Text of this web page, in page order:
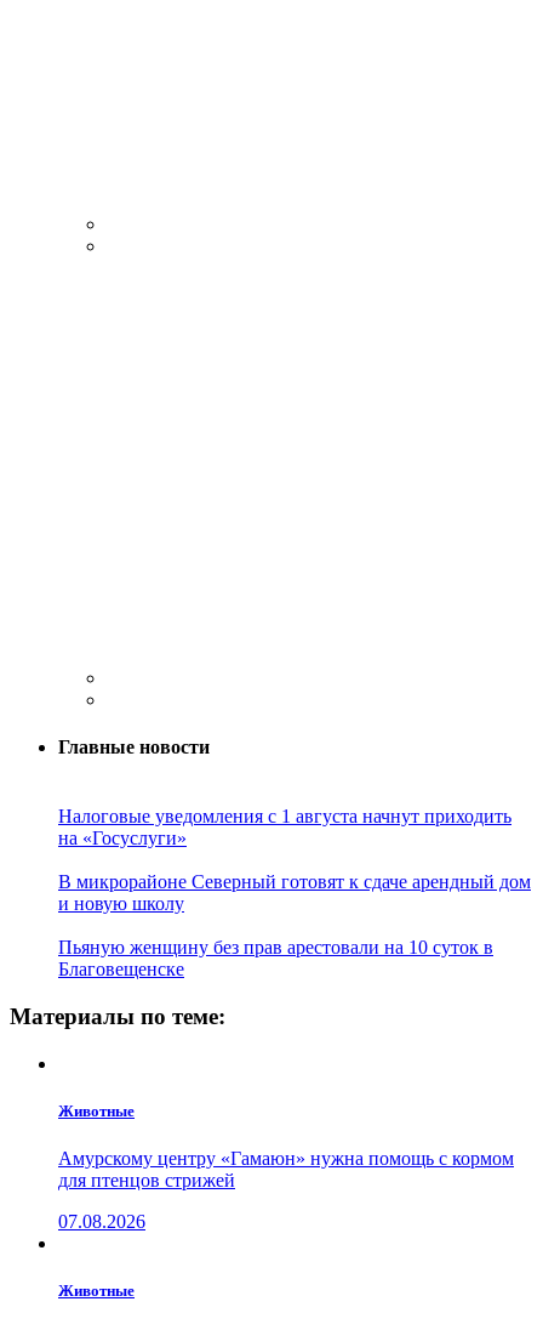
Главные новости
Налоговые уведомления с 1 августа начнут приходить
на «Госуслуги»
В микрорайоне Северный готовят к сдаче арендный дом
и новую школу
Пьяную женщину без прав арестовали на 10 суток в
Благовещенске
Материалы по теме:
Животные
Амурскому центру «Гамаюн» нужна помощь с кормом
для птенцов стрижей
07.08.2026
Животные